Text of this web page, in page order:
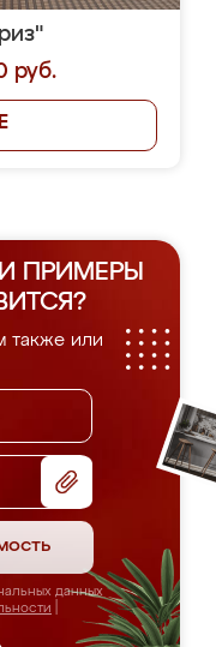
руб.
ПРИМЕРЫ
также или
данных